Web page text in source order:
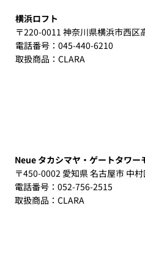
横浜ロフト
〒220-0011 神奈川県横浜市西
電話番号：045-440-6210
取扱商品：CLARA​
Neue タカシマヤ・ゲートタワー
〒450-0002 愛知県 名古屋市 中
電話番号：052-756-2515
取扱商品：CLARA